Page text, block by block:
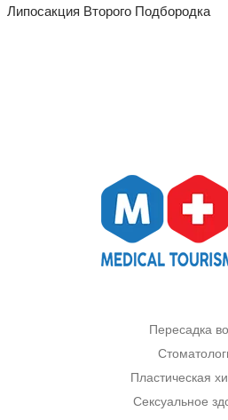
Липосакция Второго Подбородка
Пересадка
Пластическая
Сексуальное